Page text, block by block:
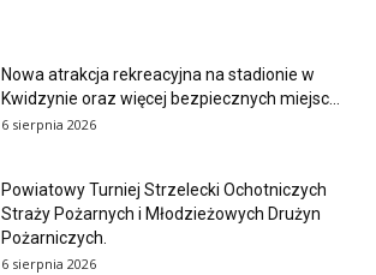
Nowa atrakcja rekreacyjna na stadionie w
Kwidzynie oraz więcej bezpiecznych miejsc...
6 sierpnia 2026
Powiatowy Turniej Strzelecki Ochotniczych
Straży Pożarnych i Młodzieżowych Drużyn
Pożarniczych.
6 sierpnia 2026